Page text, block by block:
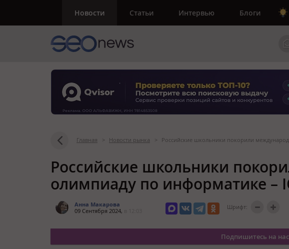
Новости Статьи Интервью Блоги
Главная > Новости рынка > Российские школьники покорили
Российские школьники
олимпиаду по информатике –
Анна Макарова
09 Сентября 2024,
Шрифт:
Подпишитесь на